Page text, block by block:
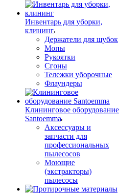
Инвентарь для уборки,
клининг
Держатели для шубок
Мопы
Рукоятки
Сгоны
Тележки уборочные
Флаундеры
Клининговое оборудование
Santoemma
Аксессуары и
запчасти для
профессиональных
пылесосов
Моющие
(экстракторы)
пылесосы